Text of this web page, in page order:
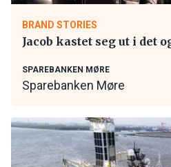
BRAND STORIES
Jacob kastet seg ut i det
SPAREBANKEN MØRE
Sparebanken Møre